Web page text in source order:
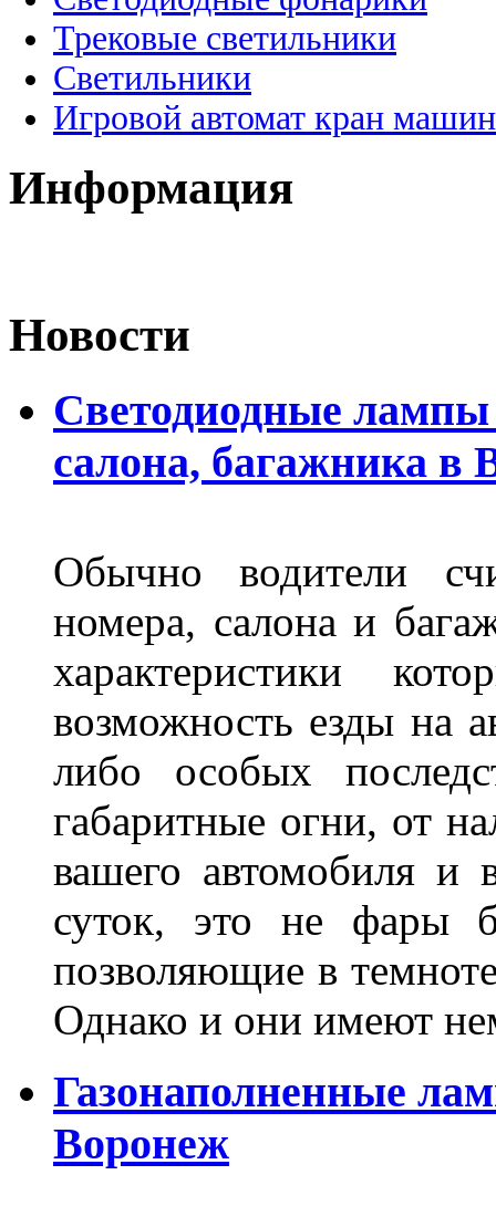
Трековые светильники
Светильники
Игровой автомат кран
Информация
Новости
Светодиодные лампы
салона, багажника в
Обычно водители
номера, салона и
характеристики
возможность езды на
либо особых
габаритные огни, от
вашего автомобиля и
суток, это не фары
позволяющие в
Однако и они имеют
Газонаполненные
Воронеж